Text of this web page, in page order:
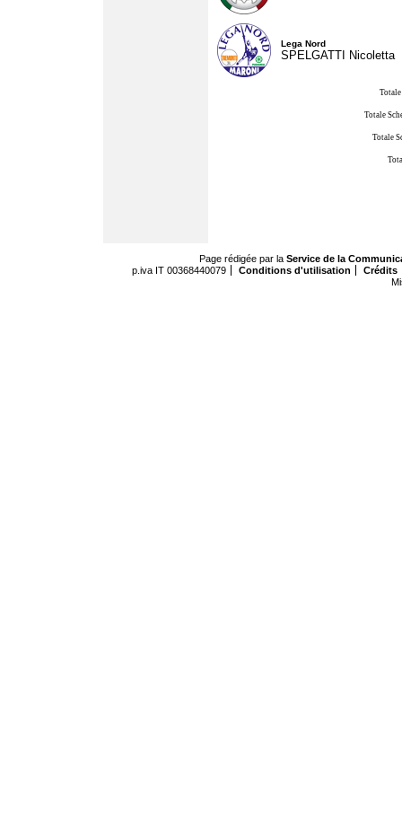
Lega Nord
SPELGATTI Nicoletta
Totale
Totale
Page rédigée par la Service de la
p.iva IT 00368440079
Conditions d'utilisation
Crédits